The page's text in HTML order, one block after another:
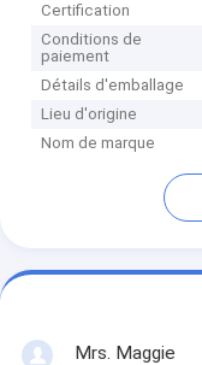
Certification
Conditions de
paiement
Détails d'emballage
Lieu d'origine
Nom de marque
Mrs. Maggie